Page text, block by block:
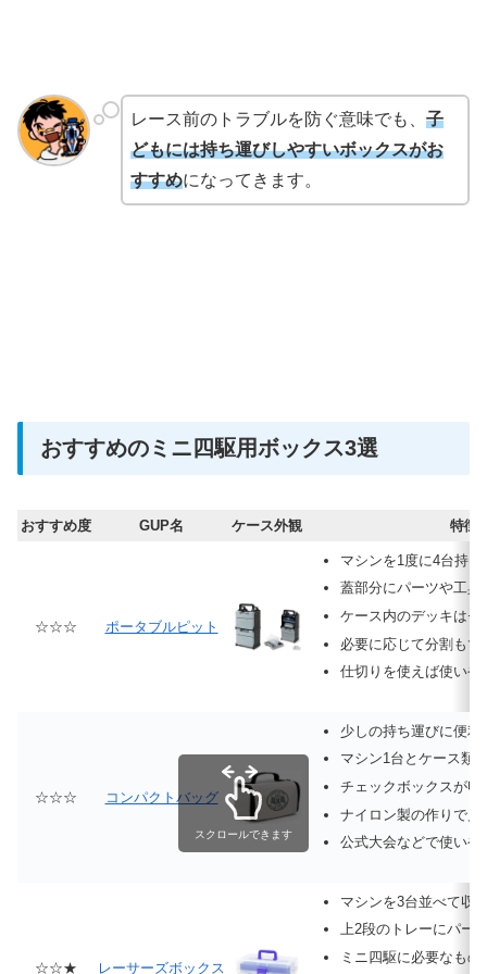
レース前のトラブルを防ぐ意味でも、 子
どもには持ち運びしやすいボックスがお
すすめになってきます。
おすすめのミニ四駆用ボックス3選
おすすめ度 GUP名 ケース外観 特徴
☆☆☆ ポータブルピット
マシンを1度に4台持ち
蓋部分にパーツや工具
ケース内のデッキはセ
必要に応じて分割もで
仕切りを使えば使いや
☆☆☆ コンパクトバッグ
少しの持ち運びに便利
マシン1台とケース類
チェックボックスが収
ナイロン製の作りで見
公式大会などで使いや
☆☆★ レーサーズボックス
マシンを3台並べて収
上2段のトレーにパー
ミニ四駆に必要なも
スクロールできます